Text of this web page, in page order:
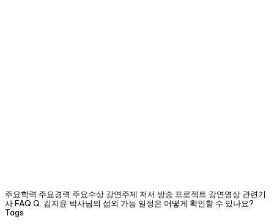
주요학력 주요경력 주요수상 강연주제 저서 방송 프로젝트 강연영상 관련기
사 FAQ Q. 김지윤 박사님의 섭외 가능 일정은 어떻게 확인할 수 있나요?
Tags